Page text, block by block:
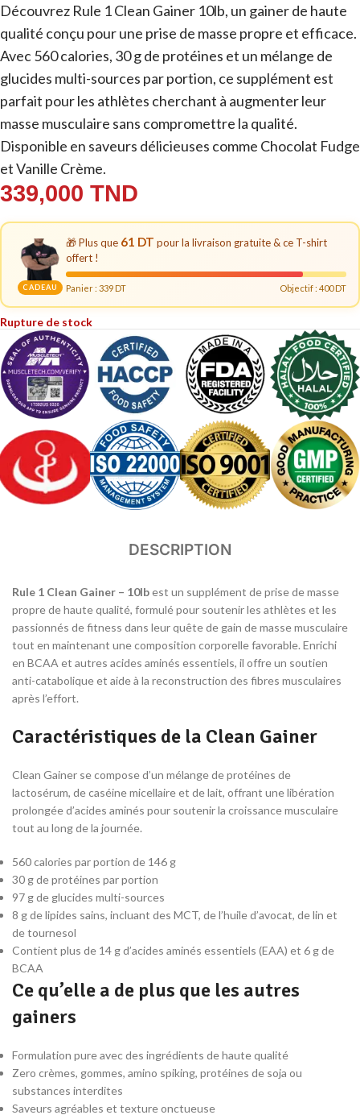
Découvrez Rule 1 Clean Gainer 10lb, un gainer de haute
qualité conçu pour une prise de masse propre et efficace.
Avec 560 calories, 30 g de protéines et un mélange de
glucides multi-sources par portion, ce supplément est
parfait pour les athlètes cherchant à augmenter leur
masse musculaire sans compromettre la qualité.
Disponible en saveurs délicieuses comme Chocolat Fudge
et Vanille Crème.
339,000 TND
CADEAU
🎁 Plus que 61 DT pour la livraison gratuite & ce T-shirt
offert !
Panier : 339DT Objectif : 400 DT
Rupture de stock
DESCRIPTION
Rule 1 Clean Gainer – 10lbest un supplément de prise de masse
propre de haute qualité, formulé pour soutenir les athlètes et les
passionnés de fitness dans leur quête de gain de masse musculaire
tout en maintenant une composition corporelle favorable. Enrichi
en BCAA et autres acides aminés essentiels, il offre un soutien
anti-catabolique et aide à la reconstruction des fibres musculaires
après l’effort.
Caractéristiques de la Clean Gainer
Clean Gainer se compose d’un mélange de protéines de
lactosérum, de caséine micellaire et de lait, offrant une libération
prolongée d’acides aminés pour soutenir la croissance musculaire
tout au long de la journée.
560 calories par portion de 146 g
30 g de protéines par portion
97 g de glucides multi-sources
8 g de lipides sains, incluant des MCT, de l’huile d’avocat, de lin et
de tournesol
Contient plus de 14 g d’acides aminés essentiels (EAA) et 6 g de
BCAA
Ce qu’elle a de plus que les autres
gainers
Formulation pure avec des ingrédients de haute qualité
Zero crèmes, gommes, amino spiking, protéines de soja ou
substances interdites
Saveurs agréables et texture onctueuse